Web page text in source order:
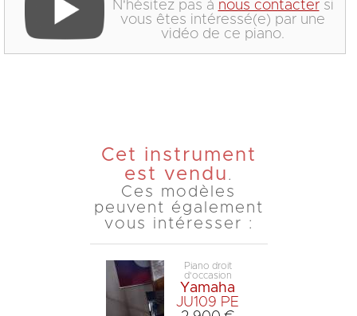
N'hésitez pas à nous contactersi
vous êtes intéressé(e) par une
vidéo de ce piano.
Cet instrument
est vendu .
Ces modèles
peuvent également
vous intéresser :
Piano droit
d'occasion
Yamaha
JU109 PE